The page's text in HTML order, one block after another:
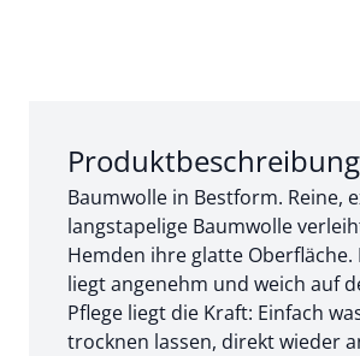
Abschnitt 1 von 3:
Produktbeschreibung
Baumwolle in Bestform. Reine,
langstapelige Baumwolle
Hemden ihre glatte
liegt angenehm und weich auf
Pflege liegt die Kraft: Einfach
trocknen lassen, direkt wieder